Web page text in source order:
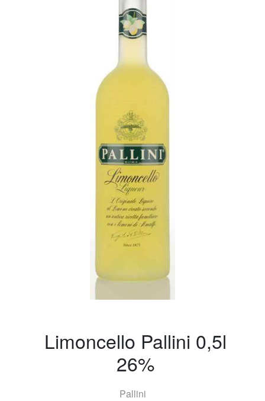
Limoncello Pallini 0,5l
26%
Pallini